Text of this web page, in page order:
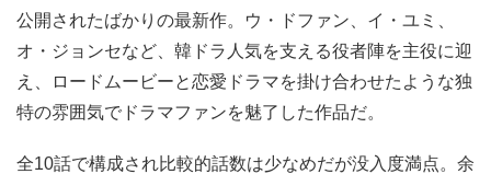
公開されたばかりの最新作。ウ・ドファン、イ・ユミ、
オ・ジョンセなど、韓ドラ人気を支える役者陣を主役に迎
え、ロードムービーと恋愛ドラマを掛け合わせたような独
特の雰囲気でドラマファンを魅了した作品だ。
全10話で構成され比較的話数は少なめだが没入度満点。余